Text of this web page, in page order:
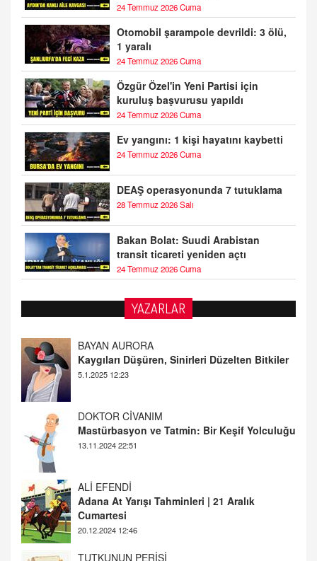
24 Temmuz 2026 Cuma
Otomobil şarampole devrildi: 3 ölü,
1 yaralı
24 Temmuz 2026 Cuma
Özgür Özel'in Yeni Partisi için
kuruluş başvurusu yapıldı
24 Temmuz 2026 Cuma
Ev yangını: 1 kişi hayatını kaybetti
24 Temmuz 2026 Cuma
DEAŞ operasyonunda 7 tutuklama
28 Temmuz 2026 Salı
Bakan Bolat: Suudi Arabistan
transit ticareti yeniden açtı
24 Temmuz 2026 Cuma
YAZARLAR
DOKTOR CİVANIM
Mastürbasyon ve Tatmin: Bir Keşif Yolculuğu
13.11.2024 22:51
ALİ EFENDİ
Adana At Yarışı Tahminleri | 21 Aralık
Cumartesi
TUTKUNUN PERİSİ
Sağlıklı Bir Cinsel Yaşam ile İlgili Bilinmesi
Gerekenler
08.11.2024 13:16
FARUK ÖNALAN